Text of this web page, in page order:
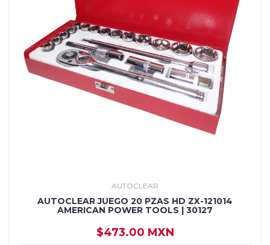
AUTOCLEAR
AUTOCLEAR JUEGO 20 PZAS HD ZX-121014
AMERICAN POWER TOOLS | 30127
$473.00 MXN